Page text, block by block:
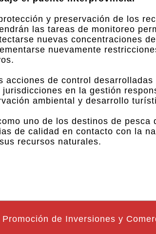
y preservación de los
las tareas de monitoreo
nuevas concentraciones
nuevamente
de control
en la gestión
ambiental y desarrollo
uno de los destinos de pesca
de calidad en contacto con la
recursos naturales.
de Inversiones y